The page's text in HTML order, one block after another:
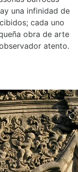
una infinidad de
cada uno
obra de arte
atento.